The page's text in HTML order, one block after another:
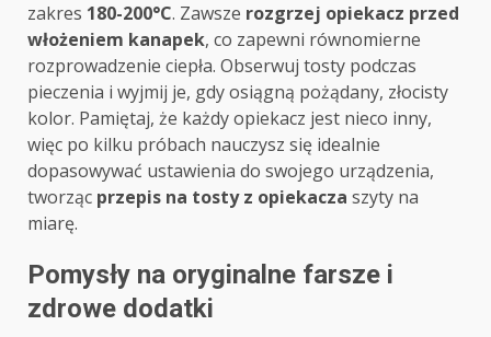
zakres 180-200°C. Zawsze rozgrzej opiekacz przed
włożeniem kanapek, co zapewni równomierne
rozprowadzenie ciepła. Obserwuj tosty podczas
pieczenia i wyjmij je, gdy osiągną pożądany, złocisty
kolor. Pamiętaj, że każdy opiekacz jest nieco inny,
więc po kilku próbach nauczysz się idealnie
dopasowywać ustawienia do swojego urządzenia,
tworząc przepis na tosty z opiekacza szyty na
miarę.
Pomysły na oryginalne farsze i
zdrowe dodatki